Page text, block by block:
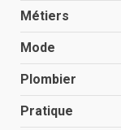
Métiers
Mode
Plombier
Pratique